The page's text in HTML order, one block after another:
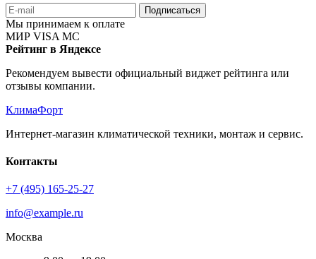
Подписаться
Мы принимаем к оплате
МИР VISA MC
Рейтинг в Яндексе
Рекомендуем вывести официальный виджет рейтинга или
отзывы компании.
КлимаФорт
Интернет-магазин климатической техники, монтаж и сервис.
Контакты
+7 (495) 165-25-27
info@example.ru
Москва